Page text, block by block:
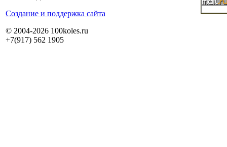
Cоздание и поддержка сайта
© 2004-2026 100koles.ru
+7(917) 562 1905